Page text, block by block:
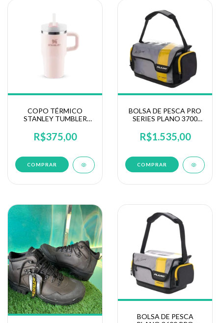
COPO TÉRMICO
STANLEY TUMBLER
R$375,00
COMPRAR
BOLSA DE PESCA PRO
SERIES PLANO 3700
R$1.535,00
BOLSA DE PESCA